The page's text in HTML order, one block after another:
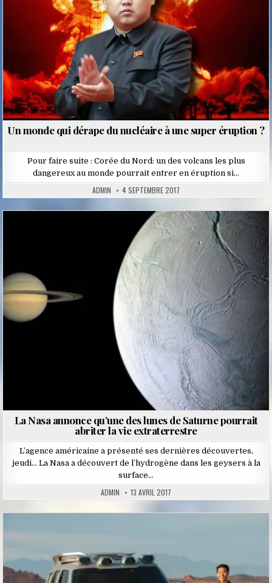
Un monde qui dérape du nucléaire à une super éruption ?
Pour faire suite : Corée du Nord: un des volcans les plus
dangereux au monde pourrait entrer en éruption si…
ADMIN 4 SEPTEMBRE 2017
Posted
La Nasa annonce qu’une des lunes de Saturne pourrait
abriter la vie extraterrestre
L’agence américaine a présenté ses dernières découvertes,
jeudi… La Nasa a découvert de l’hydrogène dans les geysers à la
surface…
ADMIN 13 AVRIL 2017
in